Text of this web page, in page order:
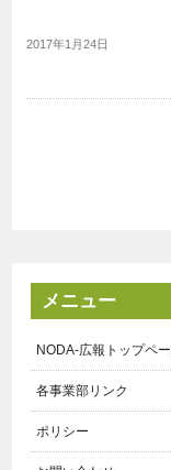
2017年1月24日
メニュー
NODA-広報トップペ
各事業部リンク
ポリシー